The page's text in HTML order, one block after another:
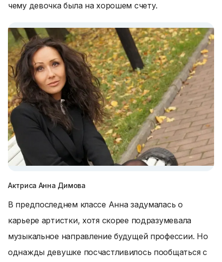
чему девочка была на хорошем счету.
Актриса Анна Димова
В предпоследнем классе Анна задумалась о
карьере артистки, хотя скорее подразумевала
музыкальное направление будущей профессии. Но
однажды девушке посчастливилось пообщаться с